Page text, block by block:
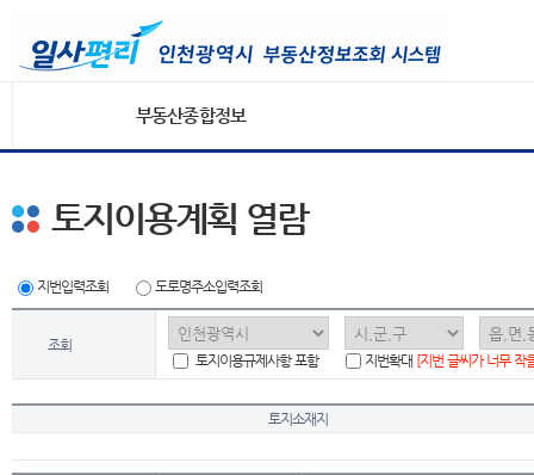
부동산종합정보
토지이용계획 열람
지번입력조회 도로명주소입력조회
조회
토지이용규제사항 포함
지번확대 [지번 글씨가 너무 작
토지소재지